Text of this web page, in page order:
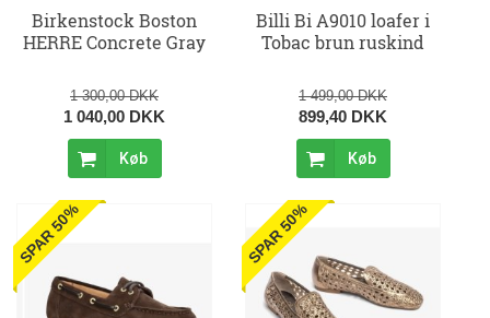
Birkenstock Boston
HERRE Concrete Gray
1 300,00 DKK
1 040,00 DKK
Køb
Billi Bi A9010 loafer i
Tobac brun ruskind
1 499,00 DKK
899,40 DKK
Køb
SPAR 50% SPAR 50%